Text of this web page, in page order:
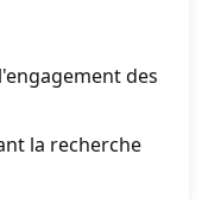
des
la recherche